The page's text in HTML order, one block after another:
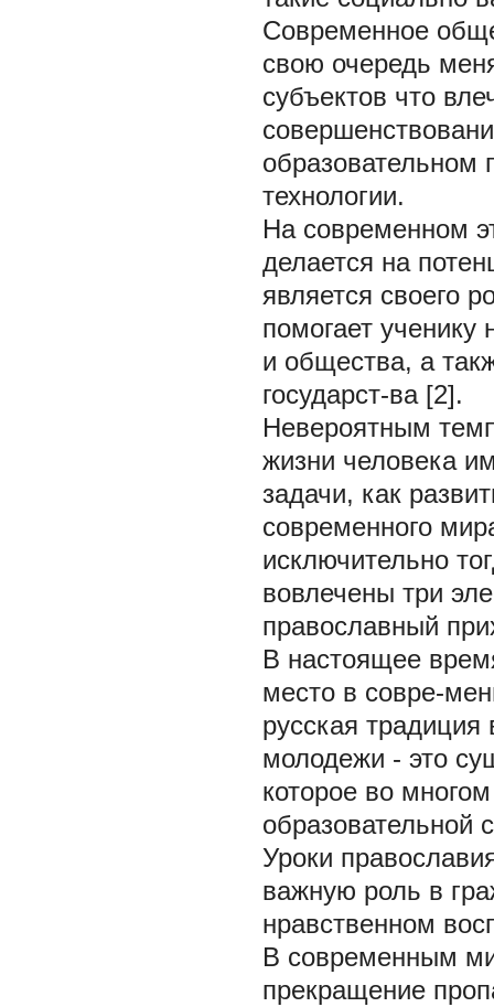
Современное
свою очередь
субъектов что
образовательном
технологии.
На современном
делается на
является своего
помогает ученику
и общества, а
государст-ва [2].
Невероятным
жизни человека
задачи, как
современного
исключительно
вовлечены три
православный
В настоящее
место в совре-
русская
молодежи - это
которое во
образовательной
Уроки
важную роль в
нравственном
В современным
прекращение